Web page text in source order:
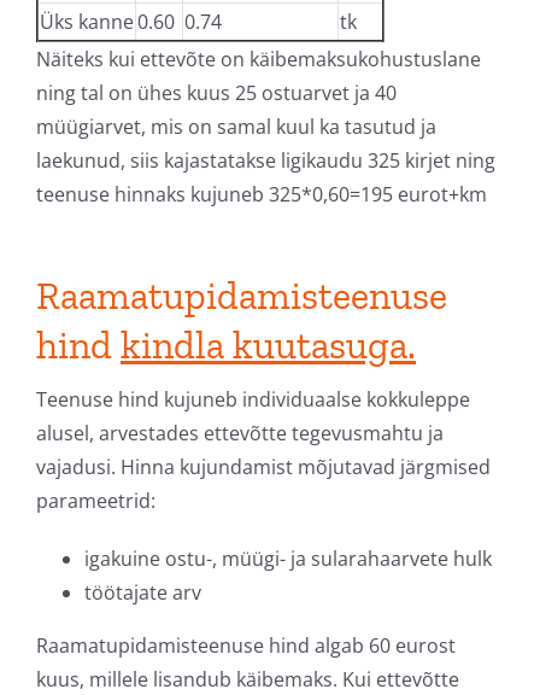
Üks kanne0.60 0.74
tk
Näiteks kui ettevõte on käibemaksukohustuslane
ning tal on ühes kuus 25 ostuarvet ja 40
müügiarvet, mis on samal kuul ka tasutud ja
laekunud, siis kajastatakse ligikaudu 325 kirjet ning
teenuse hinnaks kujuneb 325*0,60=195 eurot+km
Raamatupidamisteenuse
hindkindla kuutasuga.
Teenuse hind kujuneb individuaalse kokkuleppe
alusel, arvestades ettevõtte tegevusmahtu ja
vajadusi. Hinna kujundamist mõjutavad järgmised
parameetrid:
igakuine ostu-, müügi- ja sularahaarvete hulk
töötajate arv
Raamatupidamisteenuse hind algab 60 eurost
kuus, millele lisandub käibemaks. Kui ettevõtte